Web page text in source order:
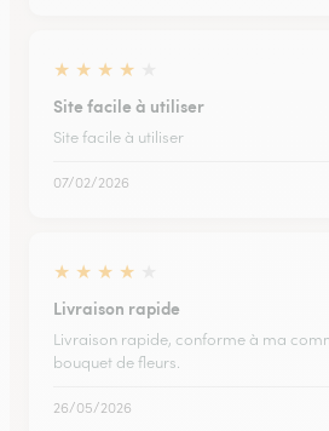
★ ★ ★ ★
Site facile à utiliser
Site facile à utiliser
07/02/2026
★ ★ ★ ★
Livraison rapide
Livraison rapide, conforme à ma
bouquet de fleurs.
26/05/2026